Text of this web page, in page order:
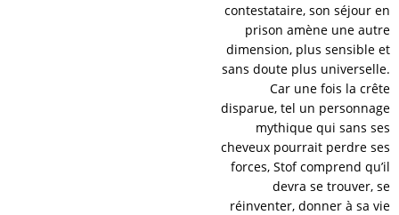
contestataire, son séjour en
prison amène une autre
dimension, plus sensible et
sans doute plus universelle.
Car une fois la crête
disparue, tel un personnage
mythique qui sans ses
cheveux pourrait perdre ses
forces, Stof comprend qu’il
devra se trouver, se
réinventer, donner à sa vie